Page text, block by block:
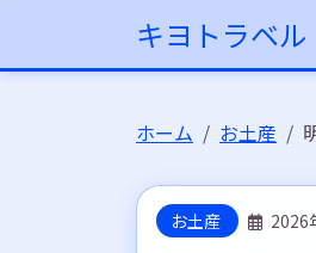
キヨトラベル
ホーム お土産
お土産 2026